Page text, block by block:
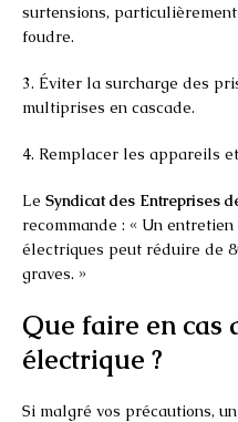
surtensions,
foudre.
3. Éviter la surcharge des
multiprises en cascade.
4. Remplacer les appareils
Le Syndicat des Entreprises
recommande : « Un
électriques peut réduire de
graves. »
Que faire en cas
électrique ?
Si malgré vos précautions,